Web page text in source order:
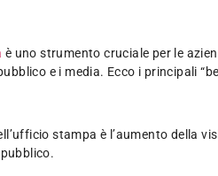
è uno strumento cruciale per le
e i media. Ecco i principali
stampa è l’aumento della